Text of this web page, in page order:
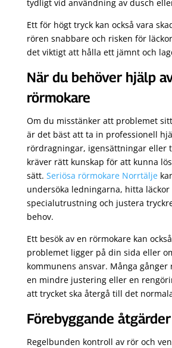
tydligt vid användning av dusch
Ett för högt tryck kan också vara
rören snabbare och risken för
det viktigt att hålla ett jämnt och
När du behöver hjälp
rörmokare
Om du misstänker att problemet
är det bäst att ta in professionell
rördragningar, igensättningar eller
kräver rätt kunskap för att kunna
sätt. Seriösa rörmokare Norrtälje
undersöka ledningarna, hitta läckor
specialutrustning och justera
behov.
Ett besök av en rörmokare kan
problemet ligger på din sida eller
kommunens ansvar. Många gånger
en mindre justering eller en
att trycket ska återgå till det
Förebyggande åtgärder
Regelbunden kontroll av rör och